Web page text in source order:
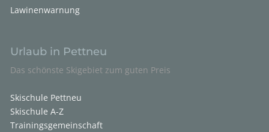
Lawinenwarnung
Urlaub in Pettneu
Das schönste Skigebiet zum guten Preis
Skischule Pettneu
Skischule A-Z
Trainingsgemeinschaft